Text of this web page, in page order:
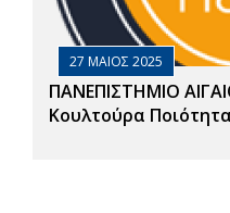
27 ΜΑΙΟΣ 2025
ΠΑΝΕΠΙΣΤΗΜΙΟ
Κουλτούρα